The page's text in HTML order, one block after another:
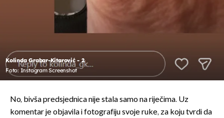
Kolinda Grabar-Kitarović - 2
Foto: Instagram Screenshot
No, bivša predsjednica nije stala samo na riječima. Uz
komentar je objavila i fotografiju svoje ruke, za koju tvrdi da